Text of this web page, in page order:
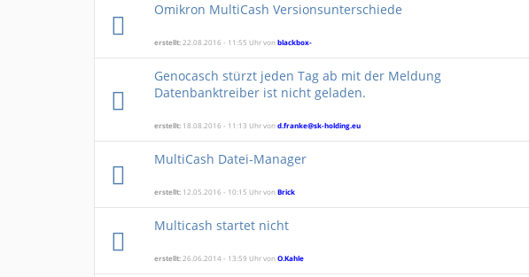
Omikron MultiCash Versionsunterschiede
erstellt: 22.08.2016 - 11:55 Uhr vonblackbox-
Genocasch stürzt jeden Tag ab mit der Meldung
Datenbanktreiber ist nicht geladen.
erstellt: 18.08.2016 - 11:13 Uhr vond.franke@sk-holding.eu
MultiCash Datei-Manager
erstellt: 12.05.2016 - 10:15 Uhr vonBrick
Multicash startet nicht
erstellt: 26.06.2014 - 13:59 Uhr vonO.Kahle